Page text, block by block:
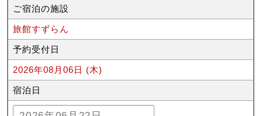
ご宿泊の施設
旅館すずらん
予約受付日
2026年08月06日 (木)
宿泊日